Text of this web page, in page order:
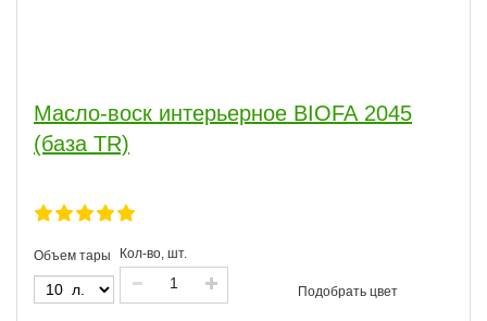
Масло-воск интерьерное BIOFA 2045
(база TR)
Объем тары Кол-во, шт.